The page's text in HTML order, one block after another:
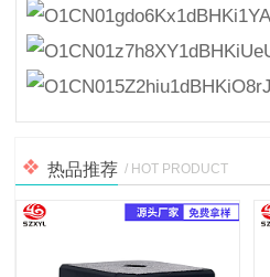
热品推荐 / HOT PRODUCT